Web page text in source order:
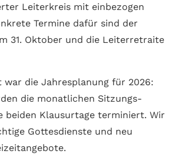
Leiter­kreis mit einbe­zogen
Termine dafür sind der
31. Oktober und die Leiter­retraite
war die Jahres­planung für 2026:
die monat­lichen Sitzungs­
beiden Klausur­tage terminiert. Wir
Gottes­dienste und neu